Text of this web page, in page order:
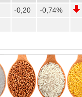
-0,20
-0,74%